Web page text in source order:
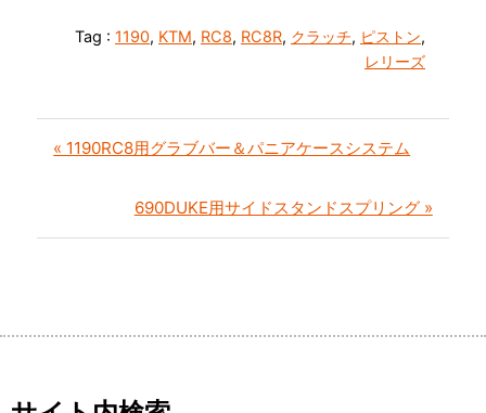
Tag : 1190, KTM, RC8, RC8R, クラッチ, ピストン,
レリーズ
« 1190RC8用グラブバー＆パニアケースシステム
690DUKE用サイドスタンドスプリング »